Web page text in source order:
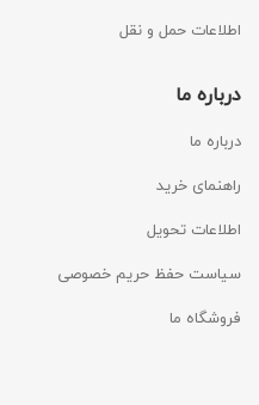
اطلاعات حمل و نقل
درباره ما
درباره ما
راهنمای خرید
اطلاعات تحویل
سیاست حفظ حریم خصوصی
فروشگاه ما